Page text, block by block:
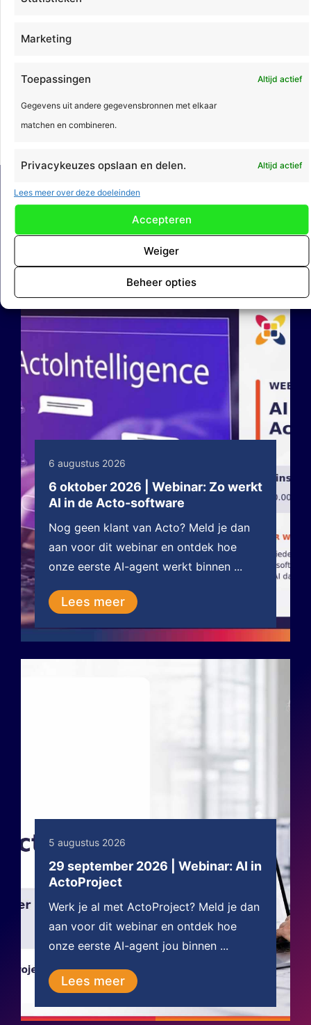
Marketing
Toepassingen Altijd actief
Gegevens uit andere gegevensbronnen met elkaar
matchen en combineren.
Privacykeuzes opslaan en delen. Altijd actief
Lees meer over deze doeleinden
Accepteren
Weiger
Beheer opties
9 september 2025
Vorige
Calculeren met recepten: hoe, wat en waarom
nieuws
6 augustus 2026
6 oktober 2026 | Webinar: Zo werkt
AI in de Acto-software
Nog geen klant van Acto? Meld je dan
aan voor dit webinar en ontdek hoe
onze eerste AI-agent werkt binnen ...
Lees meer
5 augustus 2026
29 september 2026 | Webinar: AI in
ActoProject
Werk je al met ActoProject? Meld je dan
aan voor dit webinar en ontdek hoe
onze eerste AI-agent jou binnen ...
Lees meer